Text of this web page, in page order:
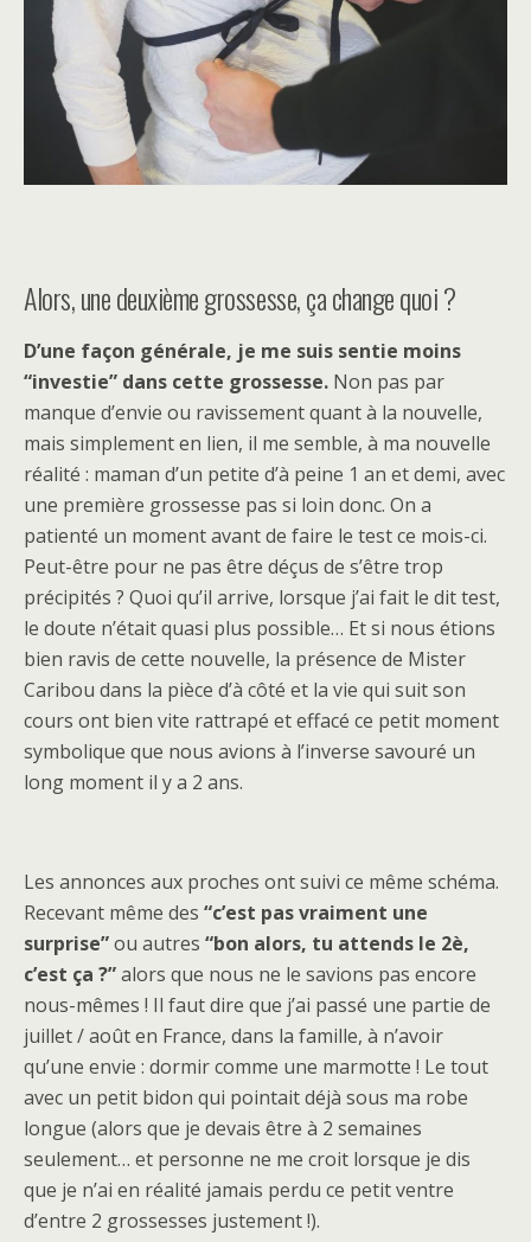
Alors, une deuxième grossesse, ça change quoi ?
D’une façon générale, je me suis sentie moins
“investie” dans cette grossesse. Non pas par
manque d’envie ou ravissement quant à la nouvelle,
mais simplement en lien, il me semble, à ma nouvelle
réalité : maman d’un petite d’à peine 1 an et demi, avec
une première grossesse pas si loin donc. On a
patienté un moment avant de faire le test ce mois-ci.
Peut-être pour ne pas être déçus de s’être trop
précipités ? Quoi qu’il arrive, lorsque j’ai fait le dit test,
le doute n’était quasi plus possible… Et si nous étions
bien ravis de cette nouvelle, la présence de Mister
Caribou dans la pièce d’à côté et la vie qui suit son
cours ont bien vite rattrapé et effacé ce petit moment
symbolique que nous avions à l’inverse savouré un
long moment il y a 2 ans.
Les annonces aux proches ont suivi ce même schéma.
Recevant même des “c’est pas vraiment une
surprise”ou autres “bon alors, tu attends le 2è,
c’est ça ?”alors que nous ne le savions pas encore
nous-mêmes ! Il faut dire que j’ai passé une partie de
juillet / août en France, dans la famille, à n’avoir
qu’une envie : dormir comme une marmotte ! Le tout
avec un petit bidon qui pointait déjà sous ma robe
longue (alors que je devais être à 2 semaines
seulement… et personne ne me croit lorsque je dis
que je n’ai en réalité jamais perdu ce petit ventre
d’entre 2 grossesses justement !).